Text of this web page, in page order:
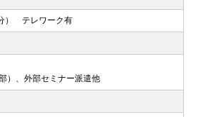
） テレワーク有
）、外部セミナー派遣他